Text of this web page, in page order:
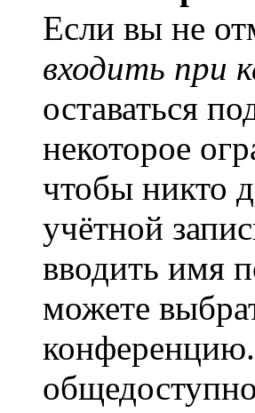
Если вы не
входить при
оставаться
некоторое
чтобы никто
учётной
вводить имя
можете
конференцию.